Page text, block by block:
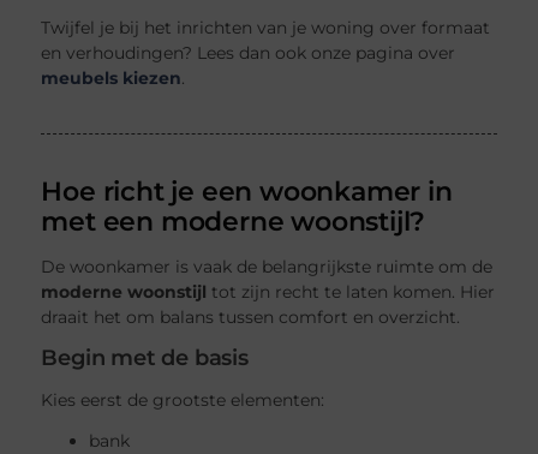
Twijfel je bij het inrichten van je woning over formaat
en verhoudingen? Lees dan ook onze pagina over
meubels kiezen.
Hoe richt je een woonkamer in
met een moderne woonstijl?
De woonkamer is vaak de belangrijkste ruimte om de
moderne woonstijl tot zijn recht te laten komen. Hier
draait het om balans tussen comfort en overzicht.
Begin met de basis
Kies eerst de grootste elementen:
bank